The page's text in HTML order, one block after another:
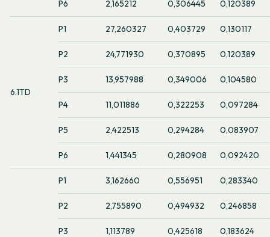
P6 2,165212 0,306445 0,120389
6.1TD
P1 27,260327 0,403729 0,130117
P2 24,771930 0,370895 0,120389
P3 13,957988 0,349006 0,104580
P4 11,011886 0,322253 0,097284
P5 2,422513 0,294284 0,083907
P6 1,441345 0,280908 0,092420
P1 3,162660 0,556951 0,283340
P2 2,755890 0,494932 0,246858
P3 1,113789 0,425618 0,183624